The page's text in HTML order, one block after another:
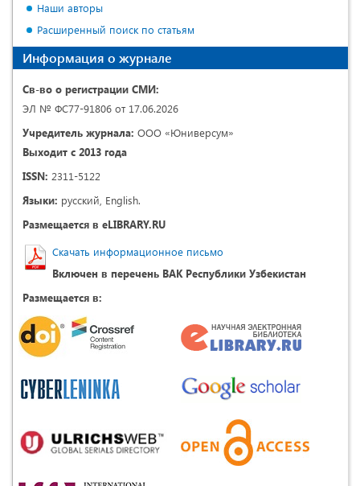
Наши авторы
Расширенный поиск по статьям
Информация о журнале
Св-во о регистрации СМИ:
ЭЛ № ФС77-91806 от 17.06.2026
Учредитель журнала: ООО «Юниверсум»
Выходит с 2013 года
ISSN: 2311-5122
Языки: русский, English.
Размещается в eLIBRARY.RU
Скачать информационное письмо
Включен в перечень ВАК Республики Узбекистан
Размещается в: